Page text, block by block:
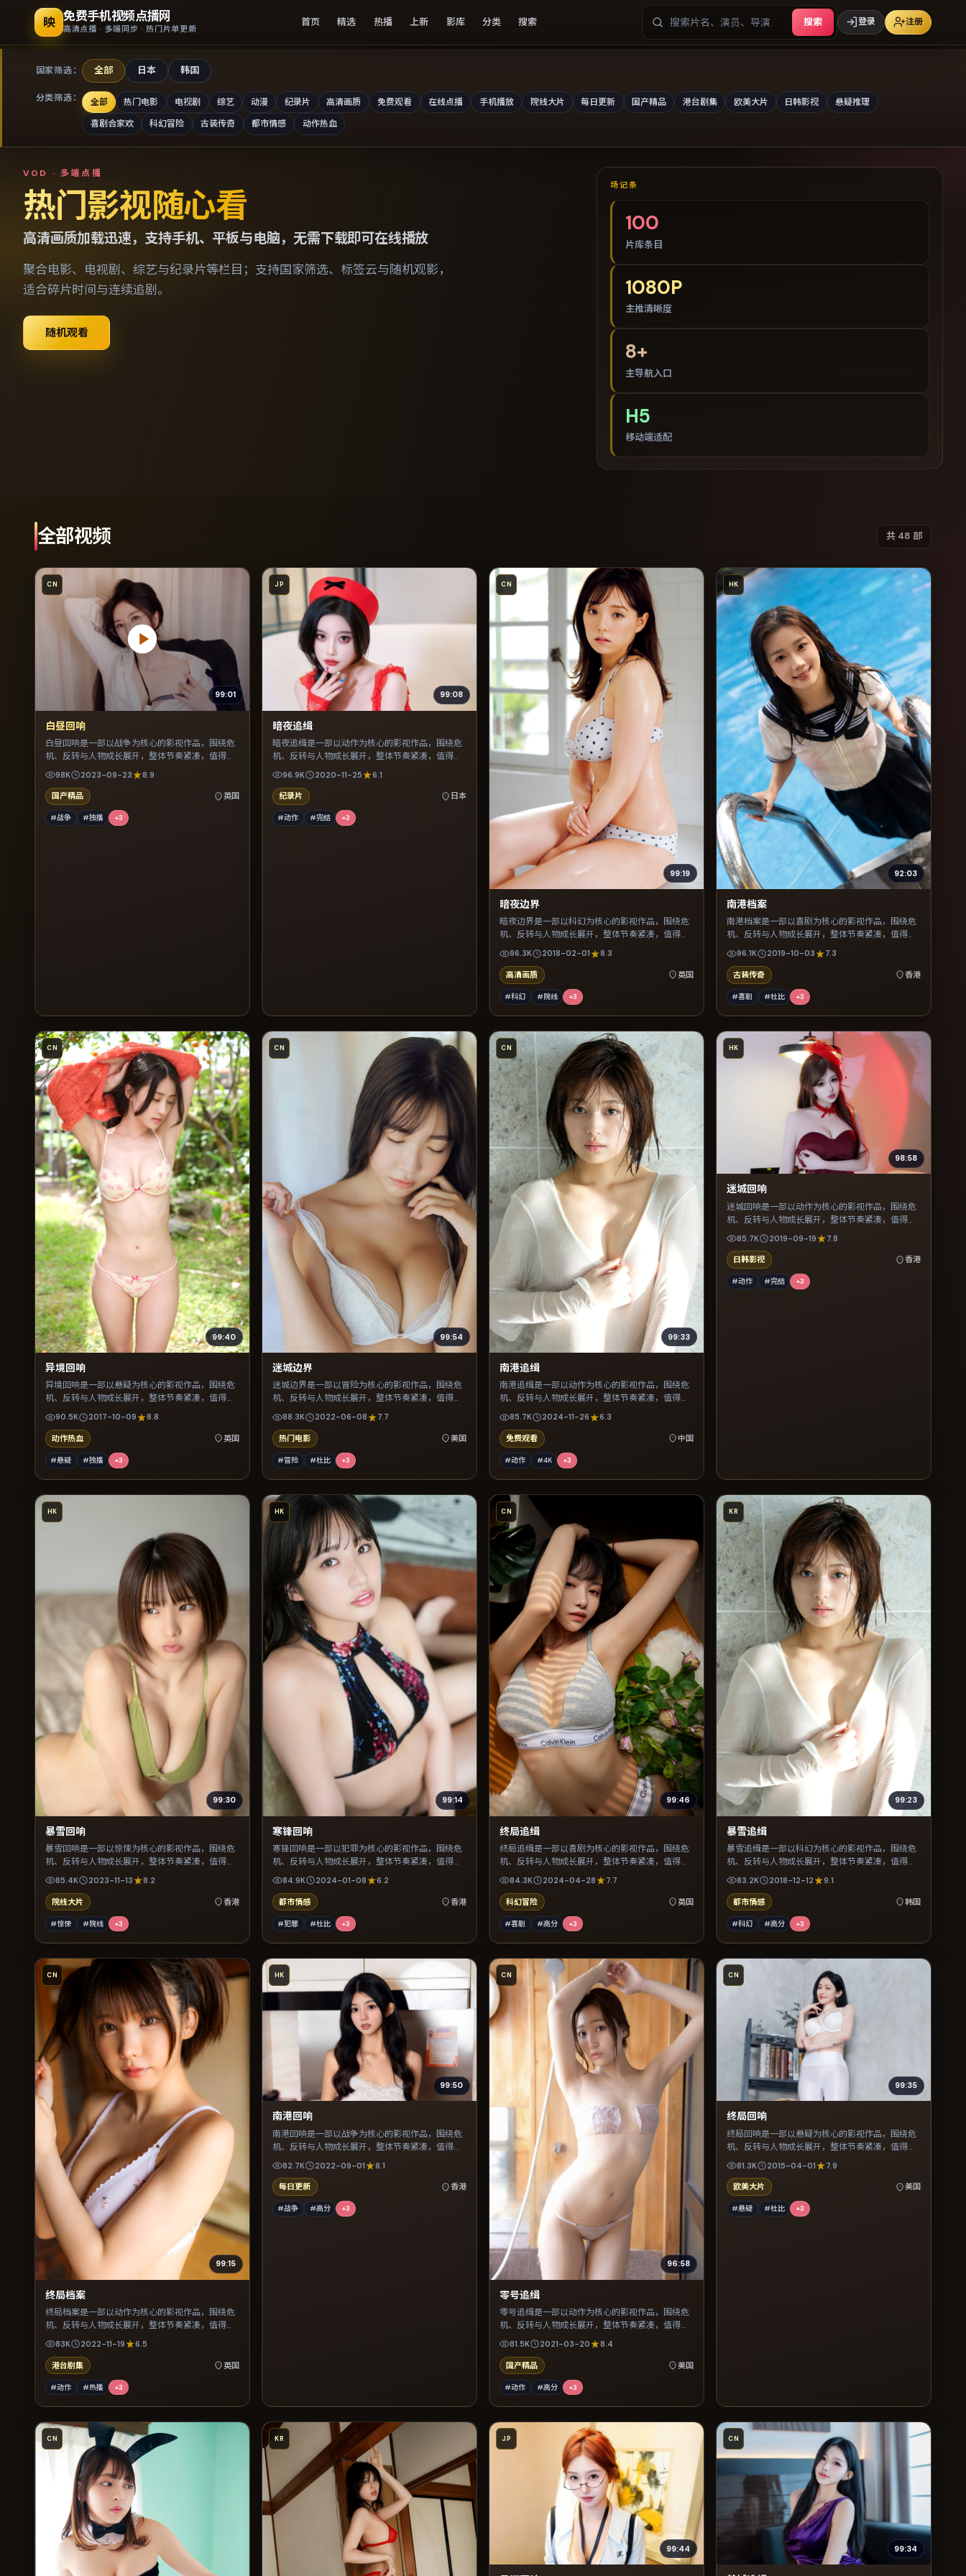
映 免费手机视频点播网
高清点播 · 多端同步 · 热门片单更新
首页 精选 热播 上新 影库 分类 搜索 搜索 登录 注册
国家筛选： 全部 日本 韩国
分类筛选： 全部 热门电影 电视剧 综艺 动漫 纪录片 高清画质 免费观看 在线点播 手机播放 院线大片 每日更新 国产精品 港台剧集 欧美大片 日韩影视
悬疑推理
喜剧合家欢
科幻冒险 古装传奇 都市情感 动作热血
免费手机视频点播网
VOD · 多端点播
热门影视随心看
高清画质加载迅速，支持手机、平板与电脑，无需下载即可在线播放
聚合电影、电视剧、综艺与纪录片等栏目；支持国家筛选、标签云与随机观影，
适合碎片时间与连续追剧。
随机观看
场记条
100
片库条目
1080P
主推清晰度
8+
主导航入口
H5
移动端适配
全部视频 共 48 部
CN
99:01
白昼回响
白昼回响是一部以战争为核心的影视作品，围绕危
机、反转与人物成长展开，整体节奏紧凑，值得推
荐观看。
98K 2023-09-23 8.9
国产精品 英国
#战争 #独播 +3
JP
99:08
暗夜追缉
暗夜追缉是一部以动作为核心的影视作品，围绕危
机、反转与人物成长展开，整体节奏紧凑，值得推
荐观看。
96.9K 2020-11-25 6.1
纪录片 日本
#动作 #完结 +3
CN
99:19
暗夜边界
暗夜边界是一部以科幻为核心的影视作品，围绕危
机、反转与人物成长展开，整体节奏紧凑，值得推
荐观看。
96.3K 2018-02-01 8.3
高清画质 英国
#科幻 #院线 +3
HK
92:03
南港档案
南港档案是一部以喜剧为核心的影视作品，围绕危
机、反转与人物成长展开，整体节奏紧凑，值得推
荐观看。
96.1K 2019-10-03 7.3
古装传奇 香港
#喜剧 #杜比 +3
CN
99:40
异境回响
异境回响是一部以悬疑为核心的影视作品，围绕危
机、反转与人物成长展开，整体节奏紧凑，值得推
荐观看。
90.5K 2017-10-09 8.8
动作热血 英国
#悬疑 #独播 +3
CN
99:54
迷城边界
迷城边界是一部以冒险为核心的影视作品，围绕危
机、反转与人物成长展开，整体节奏紧凑，值得推
荐观看。
88.3K 2022-06-08 7.7
热门电影 美国
#冒险 #杜比 +3
CN
99:33
南港追缉
南港追缉是一部以动作为核心的影视作品，围绕危
机、反转与人物成长展开，整体节奏紧凑，值得推
荐观看。
85.7K 2024-11-26 6.3
免费观看 中国
#动作 #4K +3
HK
98:58
迷城回响
迷城回响是一部以动作为核心的影视作品，围绕危
机、反转与人物成长展开，整体节奏紧凑，值得推
荐观看。
85.7K 2019-09-19 7.8
日韩影视 香港
#动作 #完结 +3
HK
99:30
暴雪回响
暴雪回响是一部以惊悚为核心的影视作品，围绕危
机、反转与人物成长展开，整体节奏紧凑，值得推
荐观看。
85.4K 2023-11-13 8.2
院线大片 香港
#惊悚 #院线 +3
HK
99:14
寒锋回响
寒锋回响是一部以犯罪为核心的影视作品，围绕危
机、反转与人物成长展开，整体节奏紧凑，值得推
荐观看。
84.9K 2024-01-08 6.2
都市情感 香港
#犯罪 #杜比 +3
CN
99:46
终局追缉
终局追缉是一部以喜剧为核心的影视作品，围绕危
机、反转与人物成长展开，整体节奏紧凑，值得推
荐观看。
84.3K 2024-04-28 7.7
科幻冒险 英国
#喜剧 #高分 +3
KR
99:23
暴雪追缉
暴雪追缉是一部以科幻为核心的影视作品，围绕危
机、反转与人物成长展开，整体节奏紧凑，值得推
荐观看。
83.2K 2018-12-12 9.1
都市情感 韩国
#科幻 #高分 +3
CN
99:15
终局档案
终局档案是一部以动作为核心的影视作品，围绕危
机、反转与人物成长展开，整体节奏紧凑，值得推
荐观看。
83K 2022-11-19 6.5
港台剧集 英国
#动作 #热播 +3
HK
99:50
南港回响
南港回响是一部以战争为核心的影视作品，围绕危
机、反转与人物成长展开，整体节奏紧凑，值得推
荐观看。
82.7K 2022-09-01 8.1
每日更新 香港
#战争 #高分 +3
CN
96:58
零号追缉
零号追缉是一部以动作为核心的影视作品，围绕危
机、反转与人物成长展开，整体节奏紧凑，值得推
荐观看。
81.5K 2021-03-20 8.4
国产精品 美国
#动作 #高分 +3
CN
99:35
终局回响
终局回响是一部以悬疑为核心的影视作品，围绕危
机、反转与人物成长展开，整体节奏紧凑，值得推
荐观看。
81.3K 2015-04-01 7.9
欧美大片 美国
#悬疑 #杜比 +3
CN KR JP
99:44
CN
99:34